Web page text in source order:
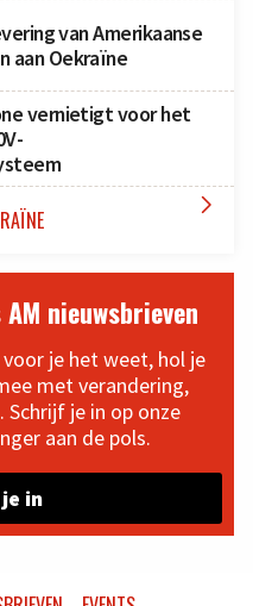
van Amerikaanse
aan Oekraïne
vernietigt voor het

nieuwsbrieven
je het weet, hol je
met verandering,
Schrijf je in op onze
aan de pols.
in